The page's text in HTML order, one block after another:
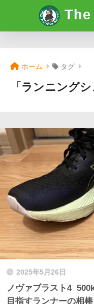
The
ホーム タグ
「ランニング
2025年5月26日
ノヴァブラスト4
目指すランナーの相棒